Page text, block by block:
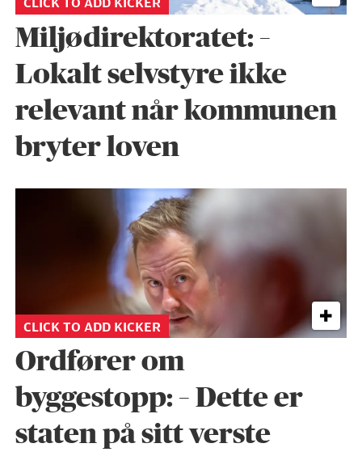
CLICK TO ADD KICKER
Miljødirektoratet: –
Lokalt selvstyre ikke
relevant når kommunen
bryter loven
CLICK TO ADD KICKER
Ordfører om
byggestopp: – Dette er
staten på sitt verste